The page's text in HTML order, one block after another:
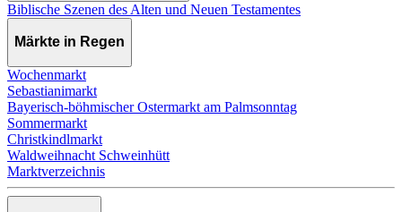
Biblische Szenen des Alten und Neuen Testamentes
Märkte in Regen
Wochenmarkt
Sebastianimarkt
Bayerisch-böhmischer Ostermarkt am Palmsonntag
Sommermarkt
Christkindlmarkt
Waldweihnacht Schweinhütt
Marktverzeichnis